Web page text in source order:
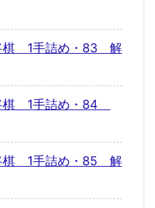
棋 1手詰め・83 解
棋 1手詰め・84
棋 1手詰め・85 解